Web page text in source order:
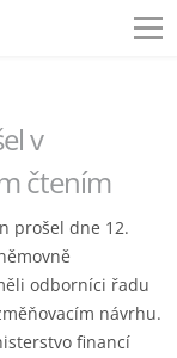
v
čtením
prošel dne 12.
odborníci řadu
návrhu.
financí